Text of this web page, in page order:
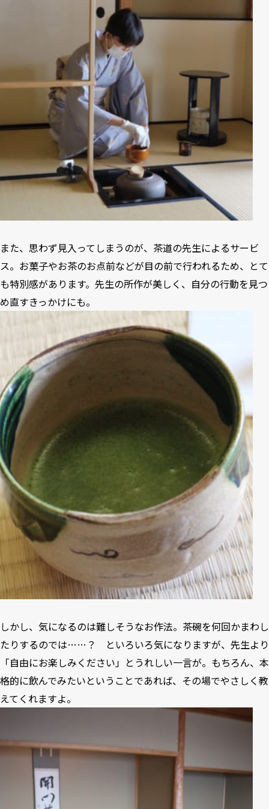
また、思わず見入ってしまうのが、茶道の先生によるサービ
ス。お菓子やお茶のお点前などが目の前で行われるため、とて
も特別感があります。先生の所作が美しく、自分の行動を見つ
め直すきっかけにも。
しかし、気になるのは難しそうなお作法。茶碗を何回かまわし
たりするのでは……？ といろいろ気になりますが、先生より
「自由にお楽しみください」とうれしい一言が。もちろん、本
格的に飲んでみたいということであれば、その場でやさしく教
えてくれますよ。